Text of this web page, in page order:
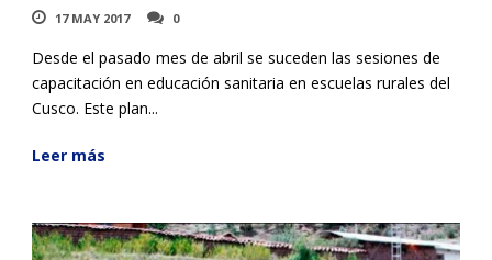
17 MAY 2017 0
Desde el pasado mes de abril se suceden las sesiones de
capacitación en educación sanitaria en escuelas rurales del
Cusco. Este plan...
Leer más